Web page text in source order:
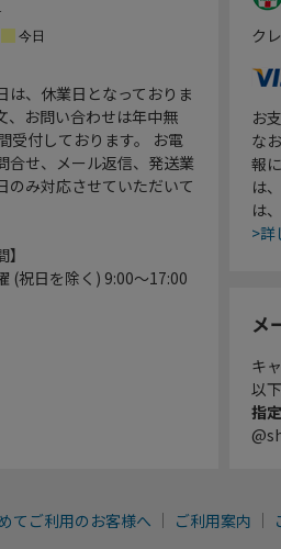
は、休業日となっておりま
、お問い合わせは年中無
受付しております。 お電
合せ、メール返信、発送業
のみ対応させていただいて
(祝日を除く) 9:00～17:00
ク
お
な
報
は
は
>詳
メ
キ
以
指
てご利用のお客様へ ご利用案内